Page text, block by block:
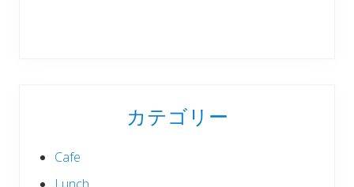
カテゴリー
Cafe